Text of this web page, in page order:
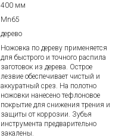
400 мм
Mn65
дерево
Ножовка по дереву применяется
для быстрого и точного распила
заготовок из дерева. Острое
лезвие обеспечивает чистый и
аккуратный срез. На полотно
ножовки нанесено тефлоновое
покрытие для снижения трения и
защиты от коррозии. Зубья
инструмента предварительно
закалены.